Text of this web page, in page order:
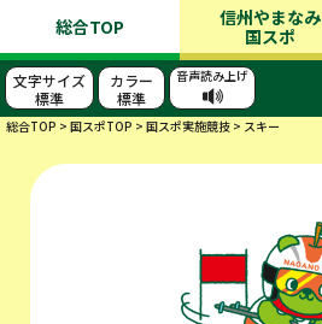
総合TOP
信州やまなみ
国スポ
文字サイズ
標準
カラー
標準
音声読み上げ
総合TOP > 国スポTOP > 国スポ実施競技 > スキー